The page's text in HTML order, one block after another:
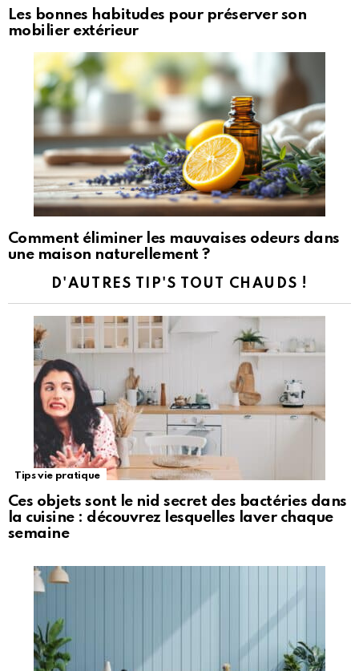
Les bonnes habitudes pour préserver son
mobilier extérieur
Comment éliminer les mauvaises odeurs dans
une maison naturellement ?
D'AUTRES TIP'S TOUT CHAUDS !
Tips vie pratique
Ces objets sont le nid secret des bactéries dans
la cuisine : découvrez lesquelles laver chaque
semaine